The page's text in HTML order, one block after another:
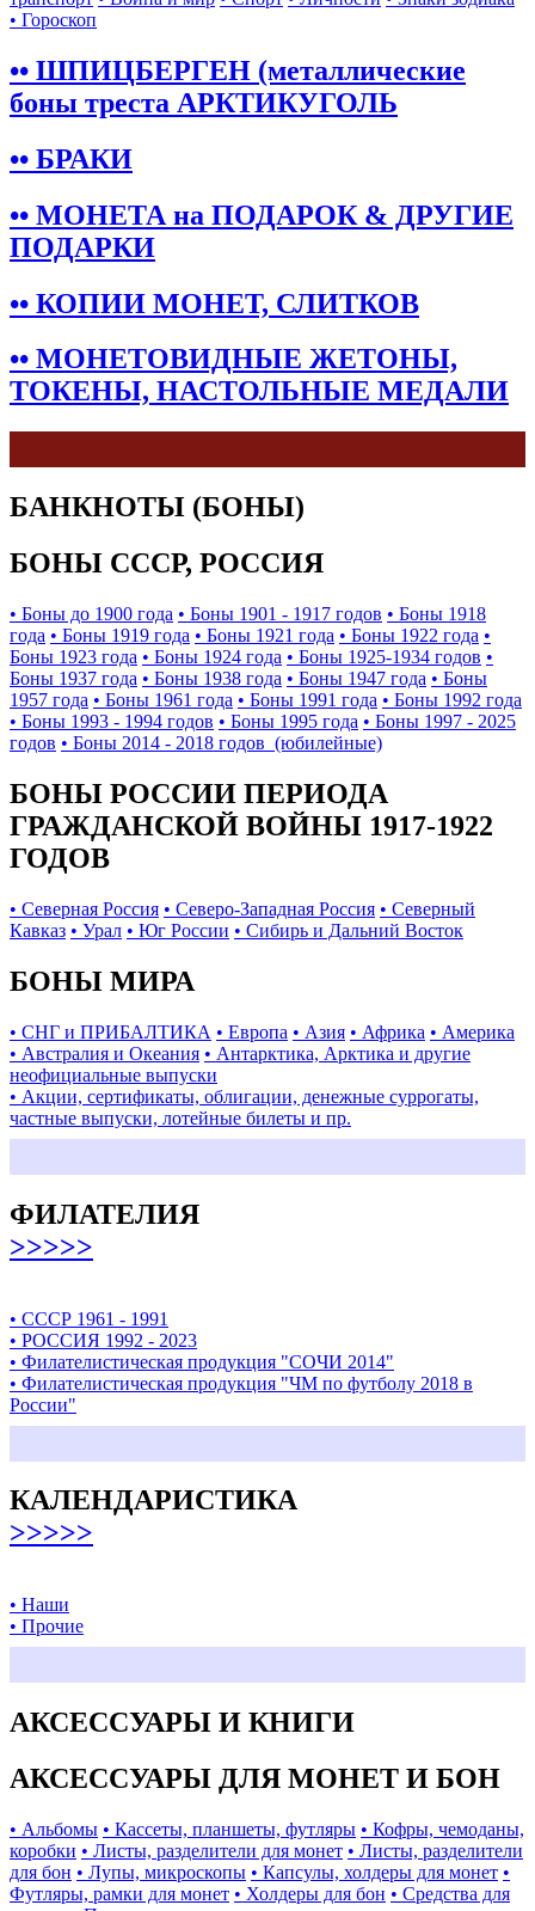
• Гороскоп
•• ШПИЦБЕРГЕН (металлические
боны треста АРКТИКУГОЛЬ
•• БРАКИ
•• МОНЕТА на ПОДАРОК & ДРУГИЕ
ПОДАРКИ
•• КОПИИ МОНЕТ, СЛИТКОВ
•• МОНЕТОВИДНЫЕ ЖЕТОНЫ,
ТОКЕНЫ, НАСТОЛЬНЫЕ МЕДАЛИ
БАНКНОТЫ (БОНЫ)
БОНЫ СССР, РОССИЯ
• Боны до 1900 года • Боны 1901 - 1917 годов • Боны 1918
года • Боны 1919 года • Боны 1921 года • Боны 1922 года •
Боны 1923 года • Боны 1924 года • Боны 1925-1934 годов •
Боны 1937 года • Боны 1938 года • Боны 1947 года • Боны
1957 года • Боны 1961 года • Боны 1991 года • Боны 1992 года
• Боны 1993 - 1994 годов • Боны 1995 года • Боны 1997 - 2025
годов • Боны 2014 - 2018 годов (юбилейные)
БОНЫ РОССИИ ПЕРИОДА
ГРАЖДАНСКОЙ ВОЙНЫ 1917-1922
ГОДОВ
• Северная Россия • Северо-Западная Россия • Северный
Кавказ • Урал • Юг России • Сибирь и Дальний Восток
БОНЫ МИРА
• СНГ и ПРИБАЛТИКА • Европа • Азия • Африка • Америка
• Австралия и Океания • Антарктика, Арктика и другие
неофициальные выпуски
• Акции, сертификаты, облигации, денежные суррогаты,
частные выпуски, лотейные билеты и пр.
ФИЛАТЕЛИЯ
>>>>>
• СССР 1961 - 1991
• РОССИЯ 1992 - 2023
• Филателистическая продукция "СОЧИ 2014"
• Филателистическая продукция "ЧМ по футболу 2018 в
России"
КАЛЕНДАРИСТИКА
>>>>>
• Наши
• Прочие
АКСЕССУАРЫ И КНИГИ
АКСЕССУАРЫ ДЛЯ МОНЕТ И БОН
• Альбомы • Кассеты, планшеты, футляры • Кофры, чемоданы,
коробки • Листы, разделители для монет • Листы, разделители
для бон • Лупы, микроскопы • Капсулы, холдеры для монет •
Футляры, рамки для монет • Холдеры для бон • Средства для